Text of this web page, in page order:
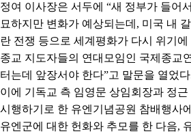
정여 이사장은 서두에 “새 정부가 들어
묘하지만 변화가 예상되는데 , 미국 내
란 전쟁 등으로 세계평화가 다시 위기
종교 지도자들의 연대모임인 국제종교
터는데 앞장서야 한다”고 말문을 열었다
이에 기독교 측 임영문 상임회장과 정
시행하기로 한 유엔기념공원 참배행사
유엔군에 대한 헌화와 추모를 한 다음,